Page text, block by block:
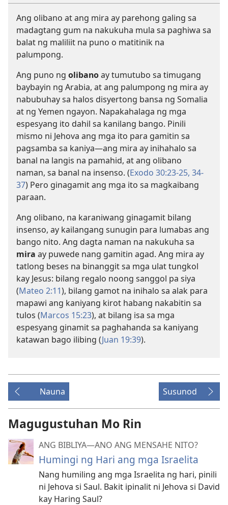
Ang olibano at ang mira ay parehong galing sa
madagtang gum na nakukuha mula sa paghiwa sa
balat ng maliliit na puno o matitinik na
palumpong.
Ang puno ng olibanoay tumutubo sa timugang
baybayin ng Arabia, at ang palumpong ng mira ay
nabubuhay sa halos disyertong bansa ng Somalia
at ng Yemen ngayon. Napakahalaga ng mga
espesyang ito dahil sa kanilang bango. Pinili
mismo ni Jehova ang mga ito para gamitin sa
pagsamba sa kaniya—ang mira ay inihahalo sa
banal na langis na pamahid, at ang olibano
naman, sa banal na insenso. (Exodo 30:23-25, 34-
37) Pero ginagamit ang mga ito sa magkaibang
paraan.
Ang olibano, na karaniwang ginagamit bilang
insenso, ay kailangang sunugin para lumabas ang
bango nito. Ang dagta naman na nakukuha sa
mira ay puwede nang gamitin agad. Ang mira ay
tatlong beses na binanggit sa mga ulat tungkol
kay Jesus: bilang regalo noong sanggol pa siya
(Mateo 2:11), bilang gamot na inihalo sa alak para
mapawi ang kaniyang kirot habang nakabitin sa
tulos (Marcos 15:23), at bilang isa sa mga
espesyang ginamit sa paghahanda sa kaniyang
katawan bago ilibing (Juan 19:39).
Nauna Susunod
Magugustuhan Mo Rin
ANG BIBLIYA—ANO ANG MENSAHE NITO?
Humingi ng Hari ang mga Israelita
Nang humiling ang mga Israelita ng hari, pinili
ni Jehova si Saul. Bakit ipinalit ni Jehova si David
kay Haring Saul?